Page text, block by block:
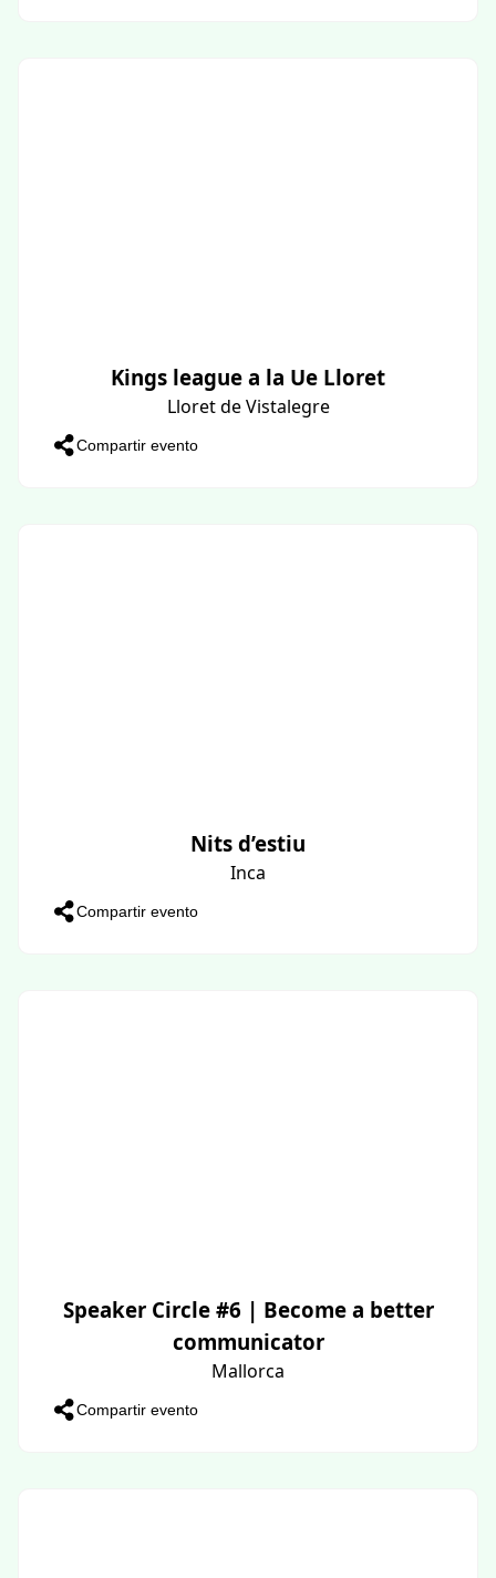
Kings league a la Ue Lloret
Lloret de Vistalegre
Compartir evento
Nits d’estiu
Inca
Compartir evento
Speaker Circle #6 | Become a better
communicator
Mallorca
Compartir evento